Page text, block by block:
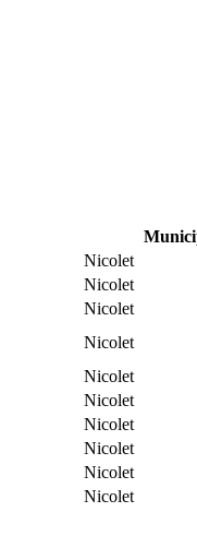
Nicolet
Nicolet
Nicolet
Nicolet
Nicolet
Nicolet
Nicolet
Nicolet
Nicolet
Nicolet